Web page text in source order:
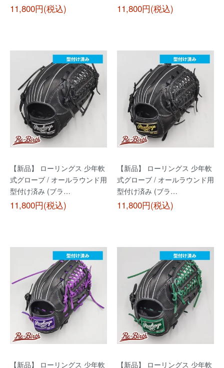
11,800円(税込) 11,800円(税込)
【新品】 ローリングス 少年軟
式グローブ / オールラウンド用
型付け済み (ブラ…
11,800円(税込)
【新品】 ローリングス 少年軟
式グローブ / オールラウンド用
型付け済み (ブラ…
11,800円(税込)
【新品】 ローリングス 少年軟 【新品】 ローリングス 少年軟